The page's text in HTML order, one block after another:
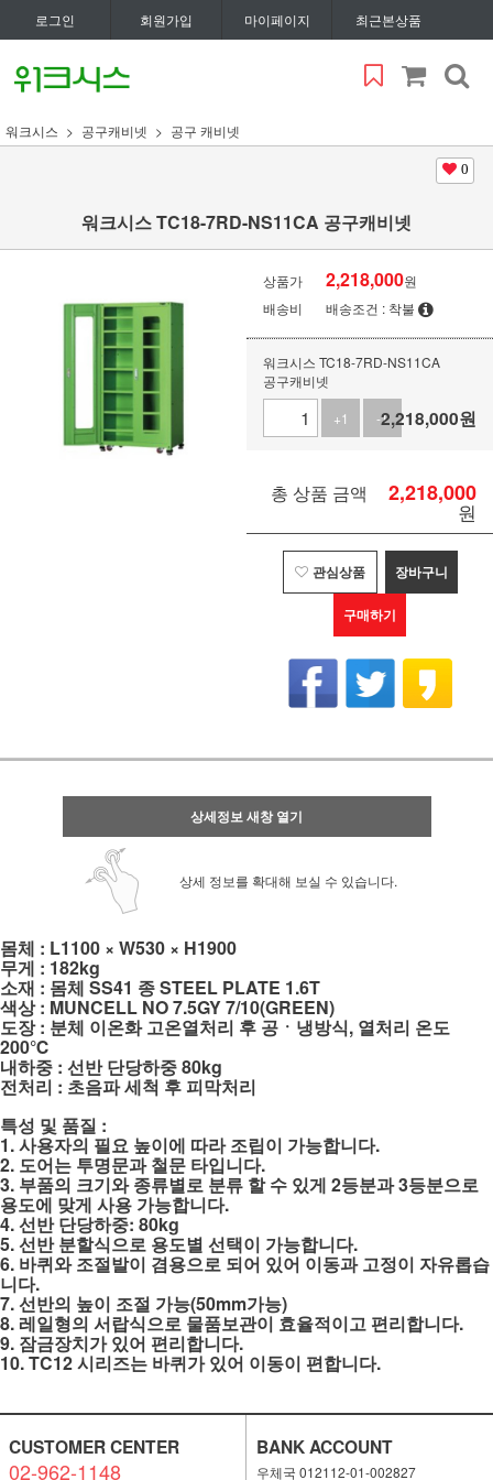
로그인 회원가입 마이페이지 최근본상품
워크시스 공구캐비넷 공구 캐비넷
0
워크시스 TC18-7RD-NS11CA 공구캐비넷
상품가 2,218,000원
배송비
배송조건 : 착불
워크시스 TC18-7RD-NS11CA
공구캐비넷
+1
-12,218,000원
총 상품 금액 2,218,000
원
관심상품 장바구니
구매하기
상세정보 새창 열기
상세 정보를 확대해 보실 수 있습니다.
몸체 : L1100 × W530 × H1900
무게 : 182kg
소재 : 몸체 SS41 종 STEEL PLATE 1.6T
색상 : MUNCELL NO 7.5GY 7/10(GREEN)
도장 : 분체 이온화 고온열처리 후 공ㆍ냉방식, 열처리 온도
200℃
내하중 : 선반 단당하중 80kg
전처리 : 초음파 세척 후 피막처리
특성 및 품질 :
1. 사용자의 필요 높이에 따라 조립이 가능합니다.
2. 도어는 투명문과 철문 타입니다.
3. 부품의 크기와 종류별로 분류 할 수 있게 2등분과 3등분으로
용도에 맞게 사용 가능합니다.
4. 선반 단당하중: 80kg
5. 선반 분할식으로 용도별 선택이 가능합니다.
6. 바퀴와 조절발이 겸용으로 되어 있어 이동과 고정이 자유롭습
니다.
7. 선반의 높이 조절 가능(50mm가능)
8. 레일형의 서랍식으로 물품보관이 효율적이고 편리합니다.
9. 잠금장치가 있어 편리합니다.
10. TC12 시리즈는 바퀴가 있어 이동이 편합니다.
CUSTOMER CENTER
02-962-1148
BANK ACCOUNT
우체국 012112-01-002827